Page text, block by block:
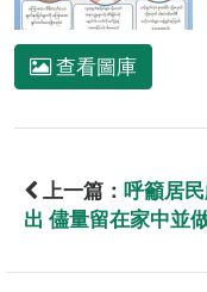
查看圖庫
上一篇： 呼籲居
出 儘量留在家中並